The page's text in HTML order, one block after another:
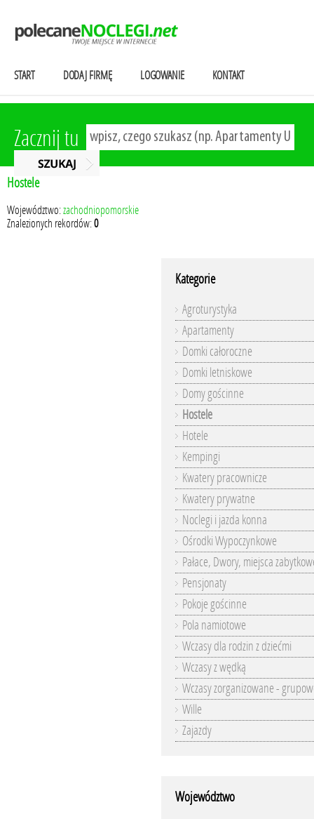
START DODAJ FIRMĘ LOGOWANIE KONTAKT
Zacznij tu
Hostele
Województwo:zachodniopomorskie
Znalezionych rekordów:0
Kategorie
Agroturystyka
Apartamenty
Domki całoroczne
Domki letniskowe
Domy gościnne
Hostele
Hotele
Kempingi
Kwatery pracownicze
Kwatery prywatne
Noclegi i jazda konna
Ośrodki Wypoczynkowe
Pałace, Dwory, miejsca
Pensjonaty
Pokoje gościnne
Pola namiotowe
Wczasy dla rodzin z dziećmi
Wczasy z wędką
Wczasy zorganizowane -
Wille
Zajazdy
Województwo